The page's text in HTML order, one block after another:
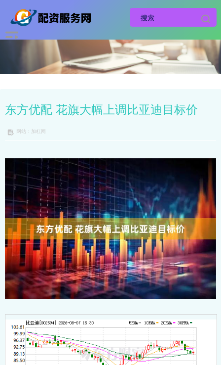
东方优配 花旗大幅上调比亚迪目标价
网站：加杠网